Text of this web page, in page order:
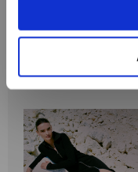
Harper & Yve